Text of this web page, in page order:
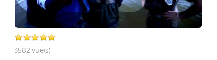
3582 vue(s)